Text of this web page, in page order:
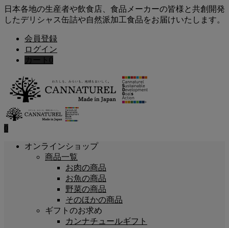
日本各地の生産者や飲食店、食品メーカーの皆様と共創開発
したデリシャス缶詰や自然派加工食品をお届けいたします。
会員登録
ログイン
カート 0
0
オンラインショップ
商品一覧
お肉の商品
お魚の商品
野菜の商品
そのほかの商品
ギフトのお求め
カンナチュールギフト